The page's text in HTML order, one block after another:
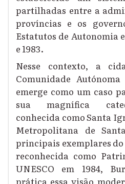
partilhadas entre a
províncias e os
Estatutos de Autonomia
e 1983.
Nesse contexto, a
Comunidade
emerge como um caso
sua magnífica
conhecida como Santa
Metropolitana de
principais exemplares
reconhecida como
UNESCO em 1984,
prática essa visão